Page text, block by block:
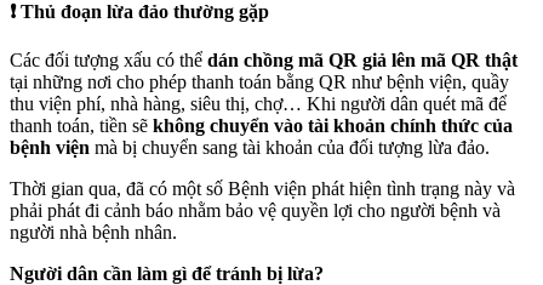
❗Thủ đoạn lừa đảo thường gặp
Các đối tượng xấu có thể dán chồng mã QR giả lên mã QR thật
tại những nơi cho phép thanh toán bằng QR như bệnh viện, quầy
thu viện phí, nhà hàng, siêu thị, chợ… Khi người dân quét mã để
thanh toán, tiền sẽ không chuyển vào tài khoản chính thức của
bệnh viện mà bị chuyển sang tài khoản của đối tượng lừa đảo.
Thời gian qua, đã có một số Bệnh viện phát hiện tình trạng này và
phải phát đi cảnh báo nhằm bảo vệ quyền lợi cho người bệnh và
người nhà bệnh nhân.
Người dân cần làm gì để tránh bị lừa?